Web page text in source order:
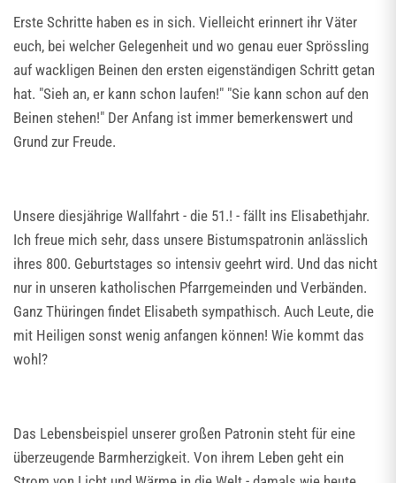
Erste Schritte haben es in sich. Vielleicht erinnert ihr Väter
euch, bei welcher Gelegenheit und wo genau euer Sprössling
auf wackligen Beinen den ersten eigenständigen Schritt getan
hat. "Sieh an, er kann schon laufen!" "Sie kann schon auf den
Beinen stehen!" Der Anfang ist immer bemerkenswert und
Grund zur Freude.
Unsere diesjährige Wallfahrt - die 51.! - fällt ins Elisabethjahr.
Ich freue mich sehr, dass unsere Bistumspatronin anlässlich
ihres 800. Geburtstages so intensiv geehrt wird. Und das nicht
nur in unseren katholischen Pfarrgemeinden und Verbänden.
Ganz Thüringen findet Elisabeth sympathisch. Auch Leute, die
mit Heiligen sonst wenig anfangen können! Wie kommt das
wohl?
Das Lebensbeispiel unserer großen Patronin steht für eine
überzeugende Barmherzigkeit. Von ihrem Leben geht ein